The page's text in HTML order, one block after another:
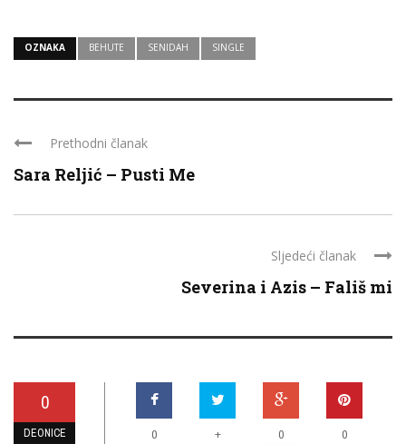
OZNAKA BEHUTE SENIDAH SINGLE
Prethodni članak
Sara Reljić – Pusti Me
Sljedeći članak
Severina i Azis – Fališ mi
0
DEONICE 0 + 0 0